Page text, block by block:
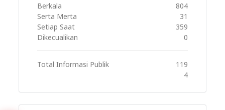
Berkala
804
Serta Merta
31
Setiap Saat
359
Dikecualikan
0
Total Informasi Publik
119
4